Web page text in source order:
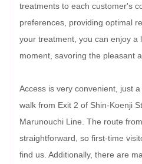
treatments to each customer's
preferences, providing optimal
your treatment, you can enjoy a
moment, savoring the pleasant
Access is very convenient, just
walk from Exit 2 of Shin-Koenji
Marunouchi Line. The route
straightforward, so first-time
find us. Additionally, there are